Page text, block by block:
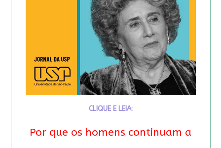
CLIQUE E LEIA:
Por que os homens continuam a